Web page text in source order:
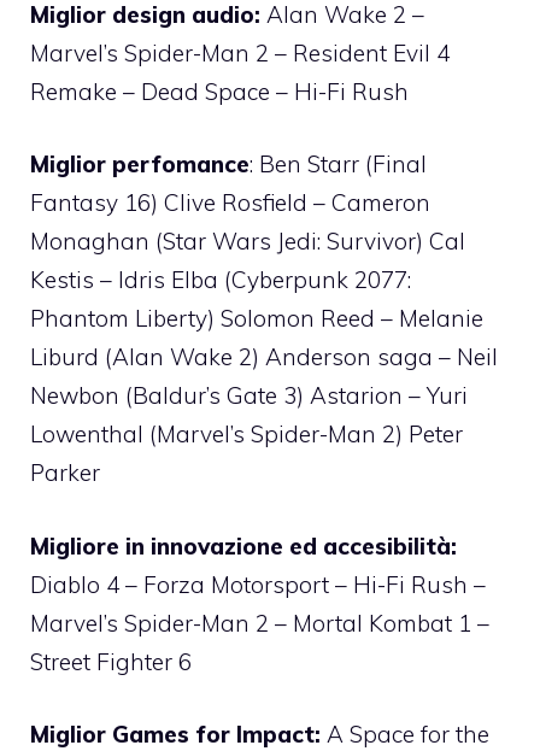
Miglior design audio: Alan Wake 2 –
Marvel’s Spider-Man 2 – Resident Evil 4
Remake – Dead Space – Hi-Fi Rush
Miglior perfomance: Ben Starr (Final
Fantasy 16) Clive Rosfield – Cameron
Monaghan (Star Wars Jedi: Survivor) Cal
Kestis – Idris Elba (Cyberpunk 2077:
Phantom Liberty) Solomon Reed – Melanie
Liburd (Alan Wake 2) Anderson saga – Neil
Newbon (Baldur’s Gate 3) Astarion – Yuri
Lowenthal (Marvel’s Spider-Man 2) Peter
Parker
Migliore in innovazione ed accesibilità:
Diablo 4 – Forza Motorsport – Hi-Fi Rush –
Marvel’s Spider-Man 2 – Mortal Kombat 1 –
Street Fighter 6
Miglior Games for Impact: A Space for the